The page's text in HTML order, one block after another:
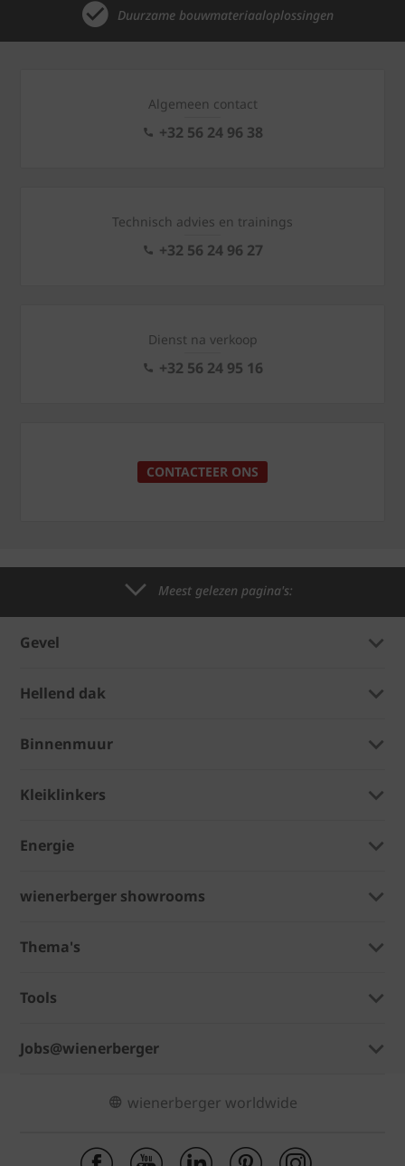
Duurzame bouwmateriaaloplossingen
Algemeen contact
+32 56 24 96 38
Technisch advies en trainings
+32 56 24 96 27
Dienst na verkoop
+32 56 24 95 16
CONTACTEER ONS
Meest gelezen pagina's:
Gevel
Hellend dak
Binnenmuur
Kleiklinkers
Energie
wienerberger showrooms
Thema's
Tools
Jobs@wienerberger
wienerberger worldwide